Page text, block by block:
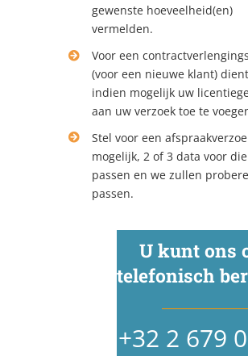
gewenste hoeveelheid(en)
vermelden.
Voor een
(voor een nieuwe klant)
indien mogelijk uw
aan uw verzoek toe te
Stel voor een
mogelijk, 2 of 3 data voor
passen en we zullen
passen.
U kunt ons
telefonisch
+32 2 679